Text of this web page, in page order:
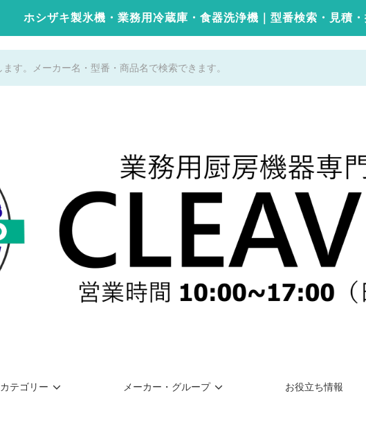
ホシザキ製氷機・業務用冷蔵庫・食器洗浄機｜型番検索・見積
カテゴリー メーカー・グループ お役立ち情報